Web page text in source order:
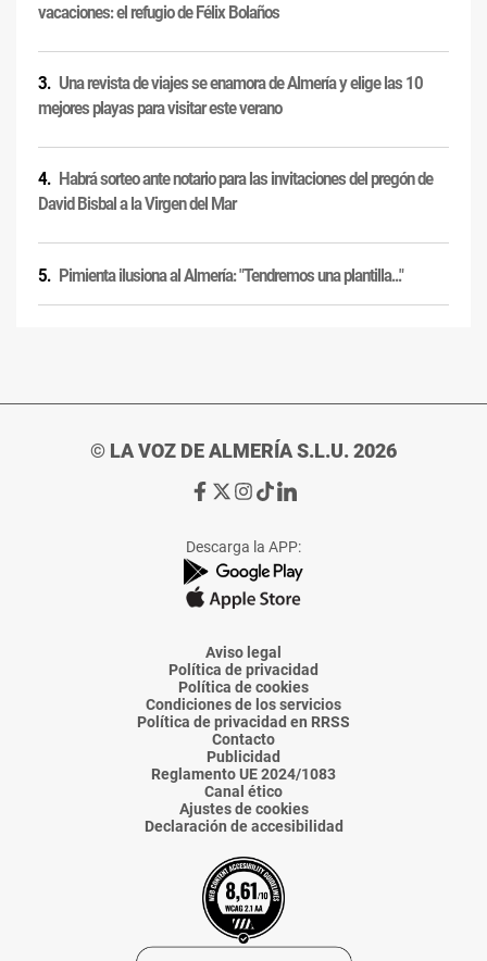
vacaciones: el refugio de Félix Bolaños
Una revista de viajes se enamora de Almería y elige las 10
mejores playas para visitar este verano
Habrá sorteo ante notario para las invitaciones del pregón de
David Bisbal a la Virgen del Mar
Pimienta ilusiona al Almería: "Tendremos una plantilla..."
© LA VOZ DE ALMERÍA S.L.U. 2026
Ir
de
La
Voz
Almería
Ir
de
La
Voz
Almería
Ir
de
La
Voz
Almería
Ir
de
La
Voz
Almería
Ir
de
La
Voz
Descarga la APP:
Aviso legal
Política de privacidad
Política de cookies
Condiciones de los servicios
Política de privacidad en RRSS
Contacto
Publicidad
Reglamento UE 2024/1083
Canal ético
Ajustes de cookies
Declaración de accesibilidad